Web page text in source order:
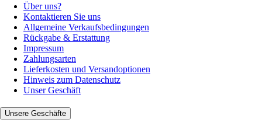
Über uns?
Kontaktieren Sie uns
Allgemeine Verkaufsbedingungen
Rückgabe & Erstattung
Impressum
Zahlungsarten
Lieferkosten und Versandoptionen
Hinweis zum Datenschutz
Unser Geschäft
Unsere Geschäfte